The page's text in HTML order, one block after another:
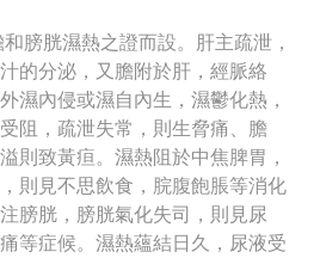
膀胱濕熱之證而設。肝主疏泄，
的分泌，又膽附於肝，經脈絡
濕內侵或濕自內生，濕鬱化熱，
阻，疏泄失常，則生脅痛、膽
則致黃疸。濕熱阻於中焦脾胃，
則見不思飲食，脘腹飽脹等消化
膀胱，膀胱氣化失司，則見尿
等症候。濕熱蘊結日久，尿液受